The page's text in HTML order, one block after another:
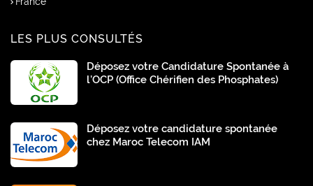
LES PLUS CONSULTÉS
Déposez votre Candidature Spontanée à
l’OCP (Office Chérifien des Phosphates)
Déposez votre candidature spontanée
chez Maroc Telecom IAM